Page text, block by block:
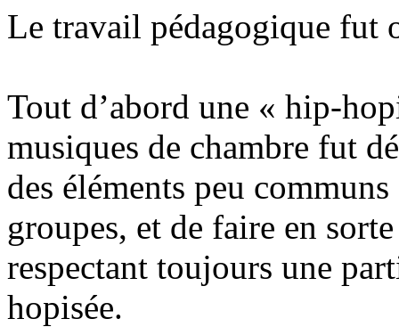
Le travail pédagogique fut
Tout d’abord une « hip-
musiques de chambre fut
des éléments peu
groupes, et de faire en
respectant toujours une
hopisée.